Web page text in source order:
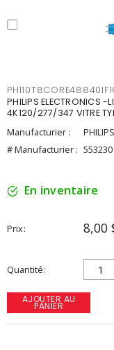
PHILIPS ELECTRONICS -
4K120/277/347 VITRE
Manufacturier :
# Manufacturier : 553230
En inventaire
Prix 8,00
Quantité
AJOUTER AU
PANIER